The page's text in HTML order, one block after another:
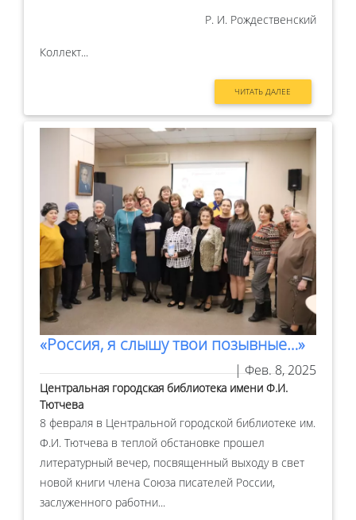
Р. И. Рождественский
Коллект...
ЧИТАТЬ ДАЛЕЕ
«Россия, я слышу твои позывные…»
| Фев. 8, 2025
Центральная городская библиотека имени Ф.И.
Тютчева
8 февраля в Центральной городской библиотеке им.
Ф.И. Тютчева в теплой обстановке прошел
литературный вечер, посвященный выходу в свет
новой книги члена Союза писателей России,
заслуженного работни...